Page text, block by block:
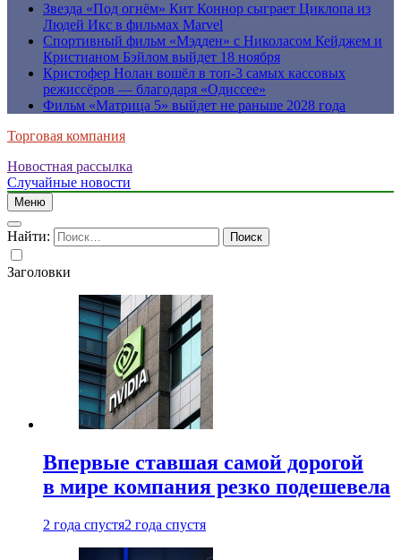
Звезда «Под огнём» Кит Коннор сыграет Циклопа из
Людей Икс в фильмах Marvel
Спортивный фильм «Мэдден» с Николасом Кейджем и
Кристианом Бэйлом выйдет 18 ноября
Кристофер Нолан вошёл в топ-3 самых кассовых
режиссёров — благодаря «Одиссее»
Фильм «Матрица 5» выйдет не раньше 2028 года
Торговая компания
Новостная рассылка
Случайные новости
Меню
Найти:
Заголовки
Впервые ставшая самой дорогой
в мире компания резко подешевела
2 года спустя2 года спустя